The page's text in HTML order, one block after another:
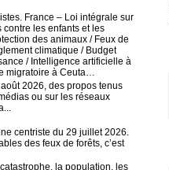
France – Loi intégrale sur
contre les enfants et les
des animaux / Feux de
climatique / Budget
/ Intelligence artificielle à
migratoire à Ceuta…
2026, des propos tenus
ou sur les réseaux
centriste du 29 juillet 2026.
des feux de forêts, c’est
la population, les